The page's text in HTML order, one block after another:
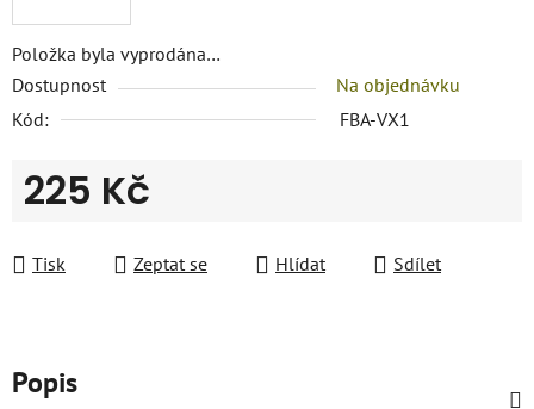
Položka byla vyprodána…
Dostupnost
Na objednávku
Kód:
FBA-VX1
225 Kč
Tisk
Zeptat se Hlídat Sdílet
Popis